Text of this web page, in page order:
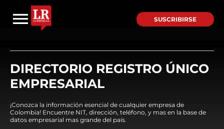
SUSCRIBIRSE
DIRECTORIO REGISTRO ÚNICO
EMPRESARIAL
¡Conozca la información esencial de cualquier empresa de
Colombia! Encuentre NIT, dirección, teléfono, y mas en la base de
datos empresarial mas grande del país.